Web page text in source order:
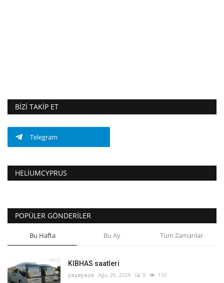
BIZI TAKIP ET
Telegram
HELIUMCYPRUS
POPÜLER GÖNDERILER
Bu Hafta Bu Ay Tüm Zamanlar
KIBHAS saatleri
yazayaza Ağu 26, 2024 0 110